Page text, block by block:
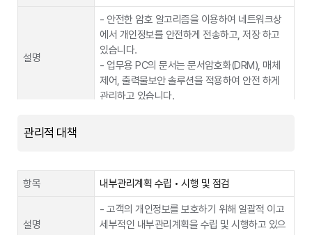
KB손해보험, 인스컴퍼니 플러스
폰케어플러스(휴대폰보험)가입, 처리(가입신청
고객에 한함)
법인등록번호, 요금제명, 기본료, 개통일자, 고객
명, 모델명, 일련번호, 전화번호, 주민등록번호,
출고가격
보유 및 이용기
제공받는 자 삼성카드
카드자동결제
개인정보보호법 제28조의8 제1항 제3호(개인정
보의 국외 이전 안내)
이전되는 개인정
EID(전자 신원 식별자), eventID(이벤트 식별자)
이전국가/일시/
개인정보를 이전
삼성전자 (1588-3366),
애플코리아 유한회사 (02-6712-6700)
- 목적 :
설명
- 안전한 암호 알고리즘을 이용하여 네트워크상
에서 개인정보를 안전하게 전송하고, 저장 하고
있습니다.
- 업무용 PC의 문서는 문서암호화(DRM), 매체
제어, 출력물보안 솔루션을 적용하여 안전 하게
관리하고 있습니다.
항목
설명
로그램을 설치 및 갱신하여 개인정보 침해를 방지
하고 있습니다.
관리적 대책
항목 내부관리계획 수립 • 시행 및 점검
설명
- 고객의 개인정보를 보호하기 위해 일괄적 이고
세부적인 내부관리계획을 수립 및 시행하고 있으